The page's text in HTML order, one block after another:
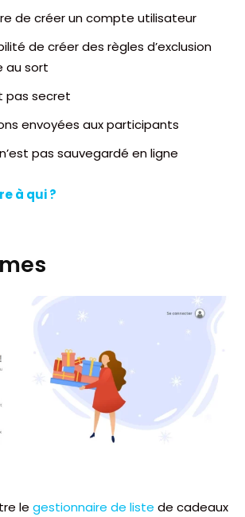
de créer un compte utilisateur
de créer des règles d’exclusion
au sort
pas secret
envoyées aux participants
pas sauvegardé en ligne
à qui ?
le gestionnaire de liste de cadeaux